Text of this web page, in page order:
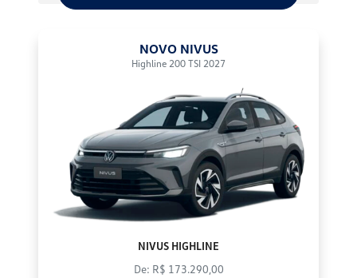
NOVO NIVUS
Highline 200 TSI 2027
NIVUS HIGHLINE
De: R$ 173.290,00